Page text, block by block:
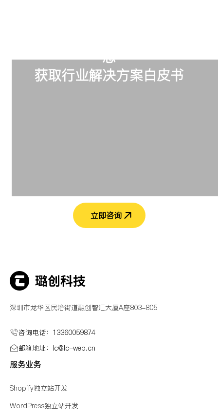
态
获取行业解决方案白皮书
立即咨询
深圳市龙华区民治街道融创智汇大厦A座803-805
咨询电话：13360059874
邮箱地址：lc@Ic-web.cn
服务业务
Shopify独立站开发
WordPress独立站开发